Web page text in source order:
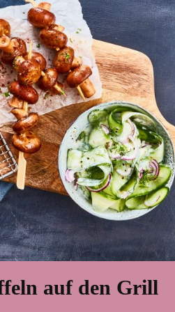
auf den Grill